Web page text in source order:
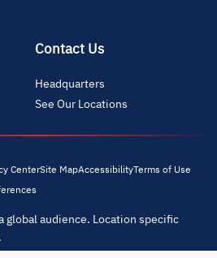
Contact Us
Headquarters
See Our Locations
CenterSite MapAccessibilityTerms of Use
audience. Location specific
.